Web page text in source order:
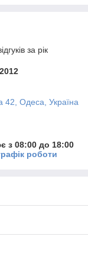
за рік
42, Одеса, Україна
з 08:00 до 18:00
роботи